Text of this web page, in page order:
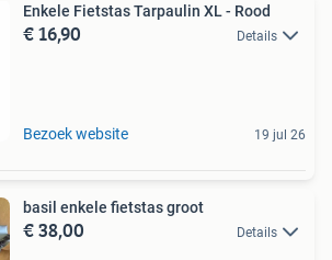
Enkele Fietstas Tarpaulin XL - Rood
€ 16,90 Details
Bezoek website 19 jul 26
basil enkele fietstas groot
€ 38,00 Details